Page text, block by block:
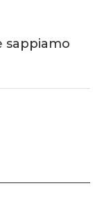
sappiamo